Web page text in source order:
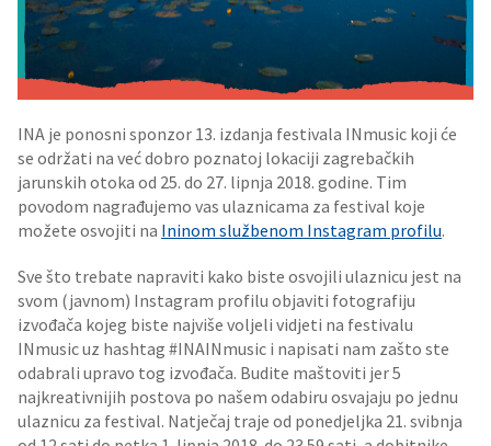
INA je ponosni sponzor 13. izdanja festivala INmusic koji će
se održati na već dobro poznatoj lokaciji zagrebačkih
jarunskih otoka od 25. do 27. lipnja 2018. godine. Tim
povodom nagrađujemo vas ulaznicama za festival koje
možete osvojiti na Ininom službenom Instagram profilu.
Sve što trebate napraviti kako biste osvojili ulaznicu jest na
svom (javnom) Instagram profilu objaviti fotografiju
izvođača kojeg biste najviše voljeli vidjeti na festivalu
INmusic uz hashtag #INAINmusic i napisati nam zašto ste
odabrali upravo tog izvođača. Budite maštoviti jer 5
najkreativnijih postova po našem odabiru osvajaju po jednu
ulaznicu za festival. Natječaj traje od ponedjeljka 21. svibnja